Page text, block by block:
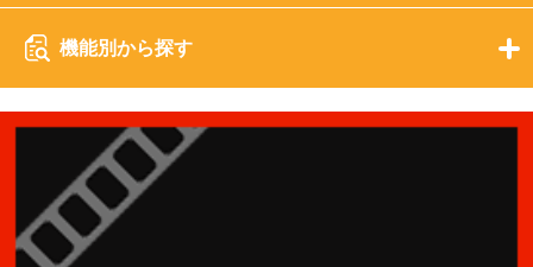
機能別から探す